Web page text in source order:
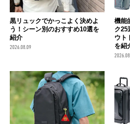
黒リュックでかっこよく決めよ
う！シーン別のおすすめ10選を
紹介
2026.08.09
機能
ク25
ウト
を紹